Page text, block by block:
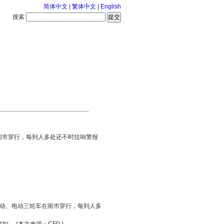
简体中文 繁体中文
English
搜索
穿行，每到人多处还不时拉响警报
、电动三轮车在闹市穿行，每到人多